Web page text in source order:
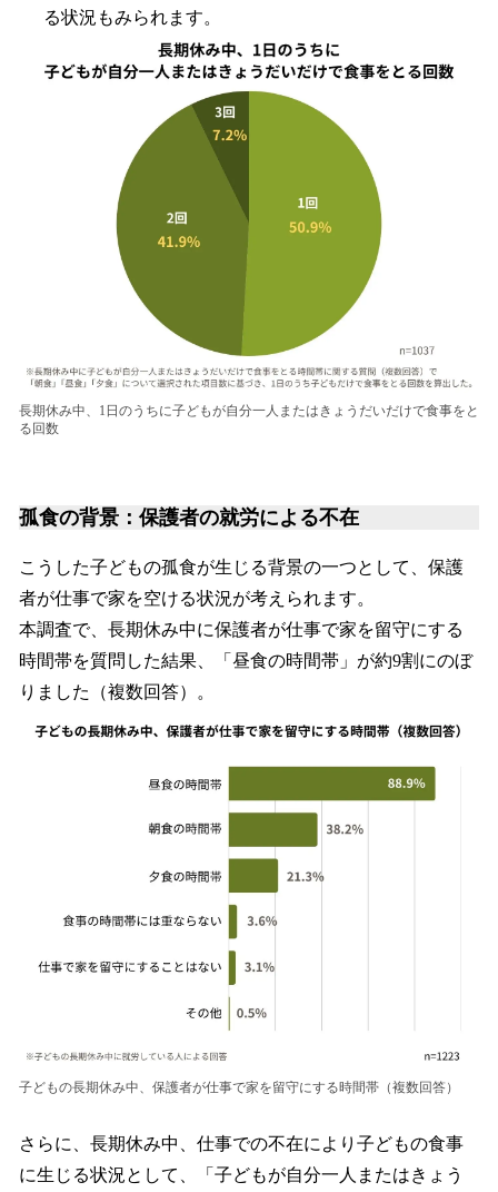
る状況もみられます。
長期休み中、1日のうちに子どもが自分一人またはきょうだいだけで食事をと
る回数
孤食の背景：保護者の就労による不在
こうした子どもの孤食が生じる背景の一つとして、保護
者が仕事で家を空ける状況が考えられます。
本調査で、長期休み中に保護者が仕事で家を留守にする
時間帯を質問した結果、「昼食の時間帯」が約9割にのぼ
りました（複数回答）。
子どもの長期休み中、保護者が仕事で家を留守にする時間帯（複数回答）
さらに、長期休み中、仕事での不在により子どもの食事
に生じる状況として、「子どもが自分一人またはきょう